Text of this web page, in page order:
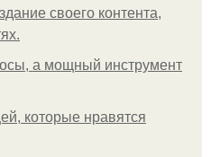
своего контента,
а мощный инструмент
которые нравятся